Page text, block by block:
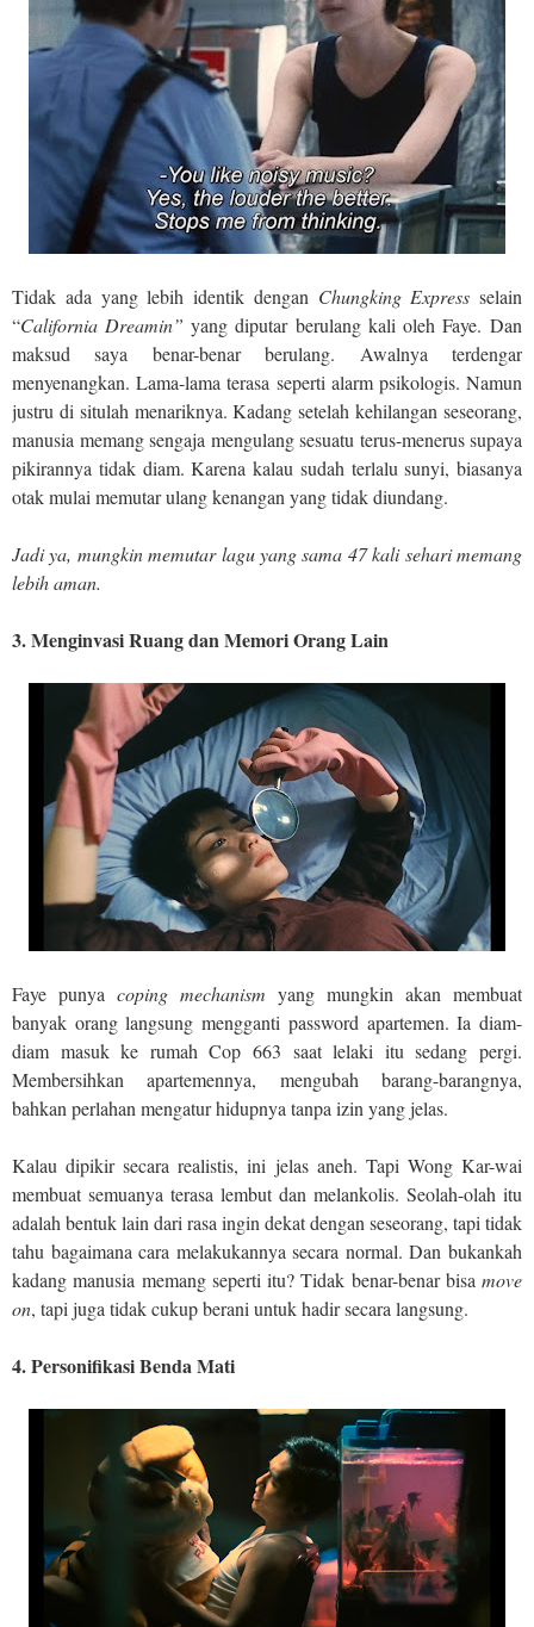
Tidak ada yang lebih identik dengan Chungking Express selain
“California Dreamin” yang diputar berulang kali oleh Faye. Dan
maksud saya benar-benar berulang. Awalnya terdengar
menyenangkan. Lama-lama terasa seperti alarm psikologis. Namun
justru di situlah menariknya. Kadang setelah kehilangan seseorang,
manusia memang sengaja mengulang sesuatu terus-menerus supaya
pikirannya tidak diam. Karena kalau sudah terlalu sunyi, biasanya
otak mulai memutar ulang kenangan yang tidak diundang.
Jadi ya, mungkin memutar lagu yang sama 47 kali sehari memang
lebih aman.
3. Menginvasi Ruang dan Memori Orang Lain
Faye punya coping mechanism yang mungkin akan membuat
banyak orang langsung mengganti password apartemen. Ia diam-
diam masuk ke rumah Cop 663 saat lelaki itu sedang pergi.
Membersihkan apartemennya, mengubah barang-barangnya,
bahkan perlahan mengatur hidupnya tanpa izin yang jelas.
Kalau dipikir secara realistis, ini jelas aneh. Tapi Wong Kar-wai
membuat semuanya terasa lembut dan melankolis. Seolah-olah itu
adalah bentuk lain dari rasa ingin dekat dengan seseorang, tapi tidak
tahu bagaimana cara melakukannya secara normal. Dan bukankah
kadang manusia memang seperti itu? Tidak benar-benar bisa move
on, tapi juga tidak cukup berani untuk hadir secara langsung.
4. Personifikasi Benda Mati